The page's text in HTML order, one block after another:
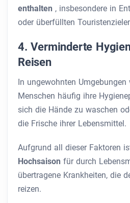
enthalten , insbesondere in
oder überfüllten
4. Verminderte
Reisen
In ungewohnten
Menschen häufig ihre
sich die Hände zu waschen
die Frische ihrer Lebensmittel.
Aufgrund all dieser Faktoren
Hochsaison für durch
übertragene Krankheiten, die
reizen.